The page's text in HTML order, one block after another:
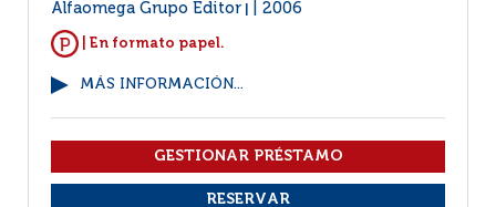
Alfaomega Grupo Editor
2006
| En formato papel.
MÁS INFORMACIÓN...